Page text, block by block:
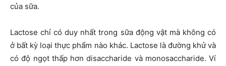
của sữa.
Lactose chỉ có duy nhất trong sữa động vật mà không có
ở bất kỳ loại thực phẩm nào khác. Lactose là đường khử và
có độ ngọt thấp hơn disaccharide và monosaccharide. Ví